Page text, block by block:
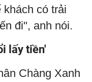
có trải
đi", anh nói.
lấy tiền'
Chàng Xanh